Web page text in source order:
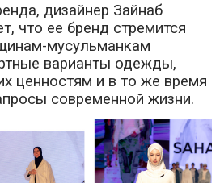
дизайнер Зайнаб
что ее бренд стремится
мусульманкам
варианты одежды,
ценностям и в то же время
современной жизни.